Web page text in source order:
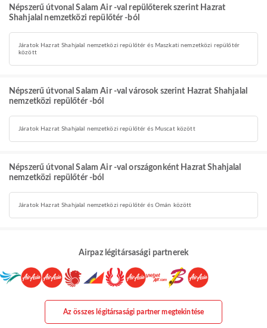
Népszerű útvonal Salam Air -val repülőterek szerint Hazrat
Shahjalal nemzetközi repülőtér -ból
Járatok Hazrat Shahjalal nemzetközi repülőtér és Maszkati nemzetközi repülőtér
között
Népszerű útvonal Salam Air -val városok szerint Hazrat Shahjalal
nemzetközi repülőtér -ból
Járatok Hazrat Shahjalal nemzetközi repülőtér és Muscat között
Népszerű útvonal Salam Air -val országonként Hazrat Shahjalal
nemzetközi repülőtér -ból
Járatok Hazrat Shahjalal nemzetközi repülőtér és Omán között
Airpaz légitársasági partnerek
Az összes légitársasági partner megtekintése